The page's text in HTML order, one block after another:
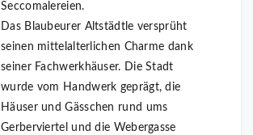
Seccomalereien.
Das Blaubeurer Altstädtle versprüht
seinen mittelalterlichen Charme dank
seiner Fachwerkhäuser. Die Stadt
wurde vom Handwerk geprägt, die
Häuser und Gässchen rund ums
Gerberviertel und die Webergasse